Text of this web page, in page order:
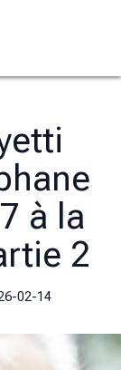
à la
2
02-14